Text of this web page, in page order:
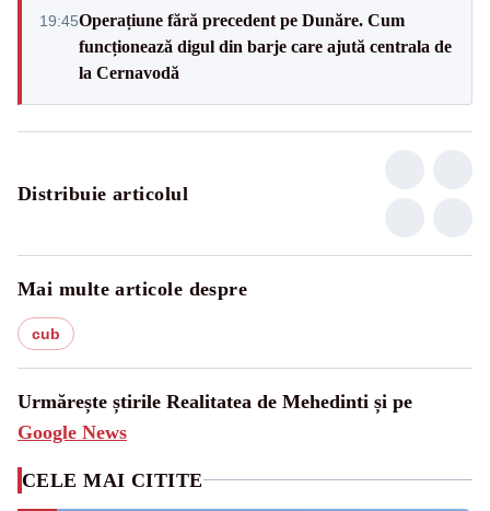
19:45Operațiune fără precedent pe Dunăre. Cum
funcționează digul din barje care ajută centrala de
la Cernavodă
Distribuie articolul
Mai multe articole despre
cub
Urmărește știrile Realitatea de Mehedinti și pe
Google News
CELE MAI CITITE